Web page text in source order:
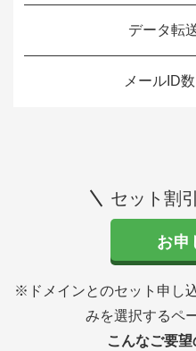
データ転
メールID
セット割
お申
※ドメインとのセット申し
みを選択するペ
こんなご要